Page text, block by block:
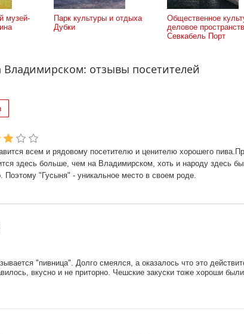
музей-
Парк культуры и отдыха
Дубки
Общественное
деловое
Севкабель Порт
отзывы посетителей
всем и рядовому посетителю и ценителю хорошего
здесь больше, чем на Владимирском, хоть и народу здесь
Поэтому "Гусыня" - уникальное место в своем роде.
"пивница". Долго смеялся, а оказалось что это
вкусно и не приторно. Чешские закуски тоже хороши